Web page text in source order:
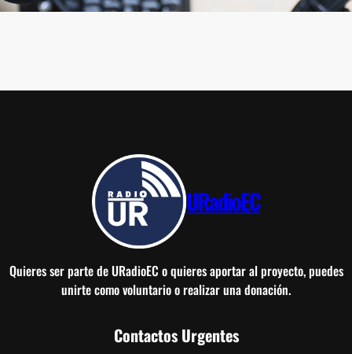
URadioEC
Quieres ser parte de URadioEC o quieres aportar al proyecto, puedes
unirte como voluntario o realizar una donación.
Contactos Urgentes